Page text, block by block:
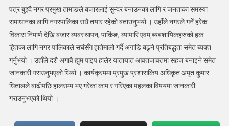
पत्र बुझ्दै नगर प्रमुख तामाङले बजारलाई सुन्दर बनाउनका लागि र जनताका समस्या
समाधानका लागि नगरपालिका सधै तयार रहेको बताउनुभयो । उहाँले नगरले गर्ने हरेक
विकास निमार्ण देखि बजार ब्यबस्थापन, पार्किङ, ब्यापारि एवम् ब्यबशायिकहरुको हक
हितका लागि नगर पालिकाले सघंसँग हातेमालो गर्दै अगाडि बढ्र्ने प्रतिबद्धता समेत ब्यक्त
गर्नुभयो । उहाँले दशै अगावै ह्युम पाइप हालेर यातायात आवतजावतमा सहज बनाइने समेत
जानकारी गराउनुभएको थियो । कार्यक्रममा प्रमुख प्रशासकिय अधिकृत अमृत कुमार
धितालले बाढीपछि हालसम्म भए गरेका काम र गरिएका पहलका विषयमा जानकारी
गराउनुभएको थियो ।